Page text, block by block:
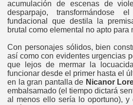
acumulación de escenas de
desparpajo, transformándose
fundacional que destila la
brutal como elemental no apto para
Con personajes sólidos, bien
así como con evidentes urgencias
que lejos de mermar la
funcionar desde el primer hasta el
en la gran pantalla de Nicanor
embalsamado (el tiempo dictará
al menos ello sería lo oportuno), y